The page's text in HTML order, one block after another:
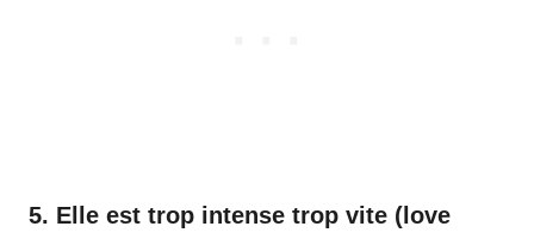
5. Elle est trop intense trop vite (love